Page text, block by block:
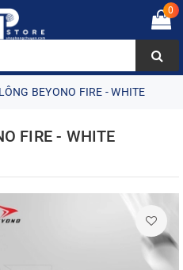
0
BEYONO FIRE - WHITE
FIRE - WHITE